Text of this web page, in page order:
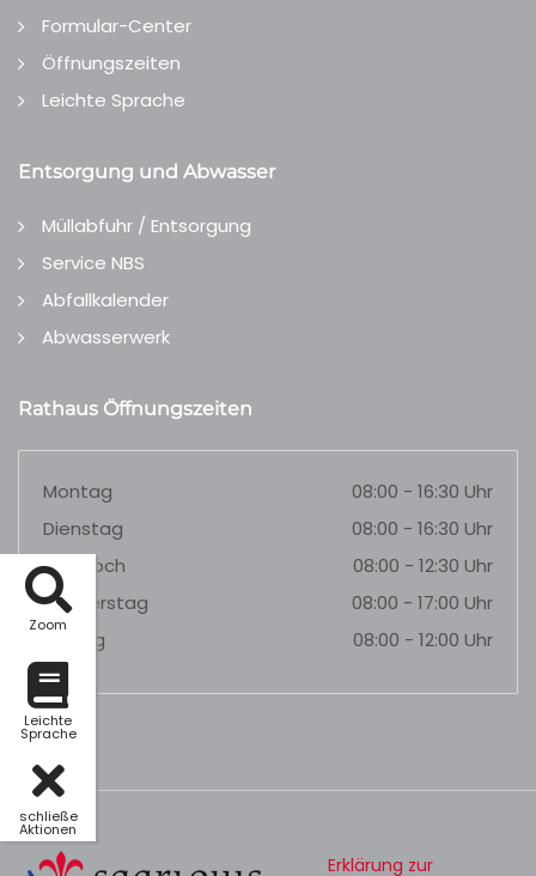
Zoom
Leichte
Sprache
schließe
Aktionen
Formular-Center
Öffnungszeiten
Leichte Sprache
Entsorgung und Abwasser
Müllabfuhr / Entsorgung
Service NBS
Abfallkalender
Abwasserwerk
Rathaus Öffnungszeiten
Montag
08:00 - 16:30 Uhr
Dienstag
08:00 - 16:30 Uhr
Mittwoch
08:00 - 12:30 Uhr
Donnerstag
08:00 - 17:00 Uhr
Freitag
08:00 - 12:00 Uhr
Erklärung zur